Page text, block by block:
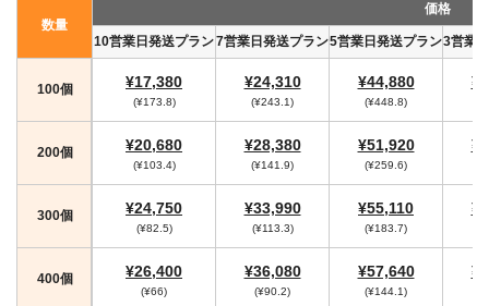
数量
価格
10営業日発送プラン7営業日発送プラン5営業日発送プラン3営業
100個 ¥17,380
(¥173.8)
¥24,310
(¥243.1)
¥44,880
(¥448.8)
200個 ¥20,680
(¥103.4)
¥28,380
(¥141.9)
¥51,920
(¥259.6)
300個 ¥24,750
(¥82.5)
¥33,990
(¥113.3)
¥55,110
(¥183.7)
400個 ¥26,400
(¥66)
¥36,080
(¥90.2)
¥57,640
(¥144.1)